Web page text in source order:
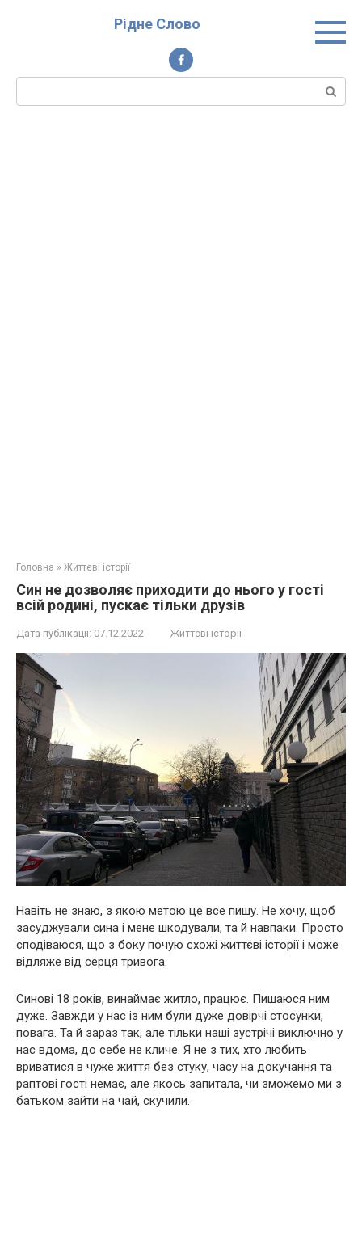
Рідне Слово
Пошук:
Головна » Життєві історії
Син не дозволяє приходити до нього у гості
всій родині, пускає тільки друзів
Дата публікації: 07.12.2022 Життєві історії
Навіть не знаю, з якою метою це все пишу. Не хочу, щоб
засуджували сина і мене шкодували, та й навпаки. Просто
сподіваюся, що з боку почую схожі життєві історії і може
відляже від серця тривога.
Синові 18 років, винаймає житло, працює. Пишаюся ним
дуже. Завжди у нас із ним були дуже довірчі стосунки,
повага. Та й зараз так, але тільки наші зустрічі виключно у
нас вдома, до себе не кличе. Я не з тих, хто любить
вриватися в чуже життя без стуку, часу на докучання та
раптові гості немає, але якось запитала, чи зможемо ми з
батьком зайти на чай, скучили.